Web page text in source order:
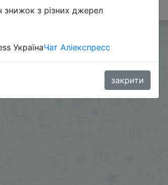
з різних джерел
УкраїнаЧат Аліекспресс
закрити